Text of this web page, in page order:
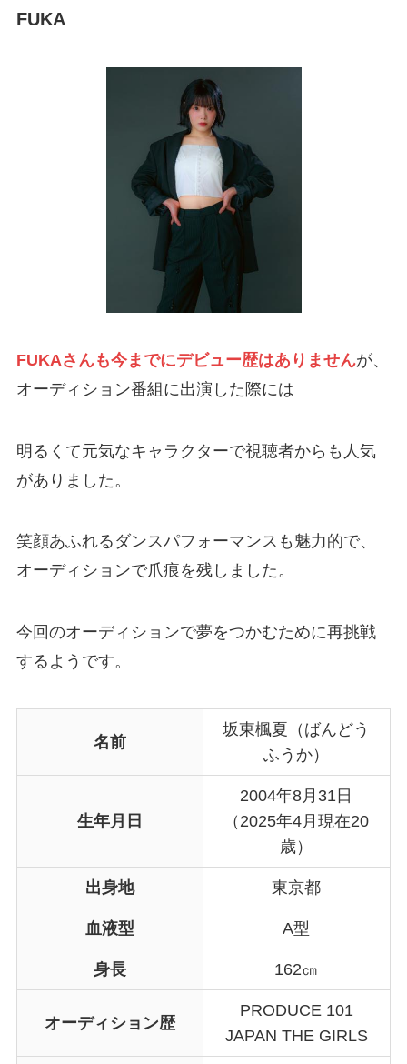
FUKA
FUKAさんも今までにデビュー歴はありませんが、
オーディション番組に出演した際には
明るくて元気なキャラクターで視聴者からも人気
がありました。
笑顔あふれるダンスパフォーマンスも魅力的で、
オーディションで爪痕を残しました。
今回のオーディションで夢をつかむために再挑戦
するようです。
名前
坂東楓夏（ばんどう
ふうか）
生年月日
2004年8月31日
（2025年4月現在20
歳）
出身地 東京都
血液型 A型
身長 162㎝
オーディション歴
PRODUCE 101
JAPAN THE GIRLS